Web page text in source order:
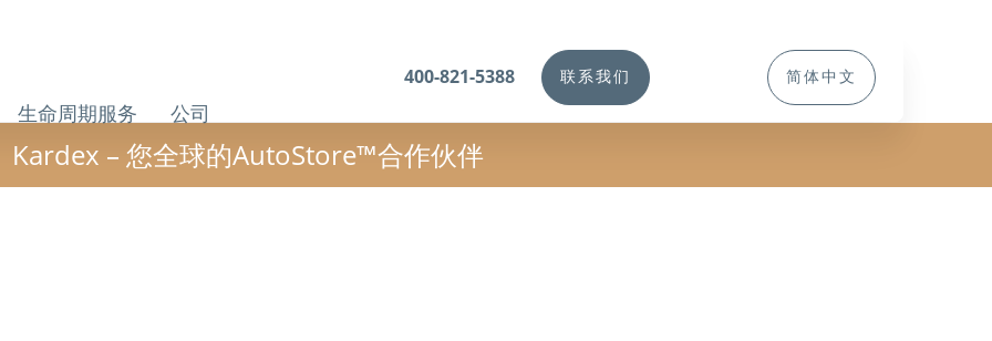
生命周期服务 公司
简体中文
联系我们
400-821-5388
Kardex – 您全球的AutoStore™合作伙伴